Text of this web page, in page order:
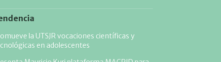
la UTSJR vocaciones científicas y
en adolescentes